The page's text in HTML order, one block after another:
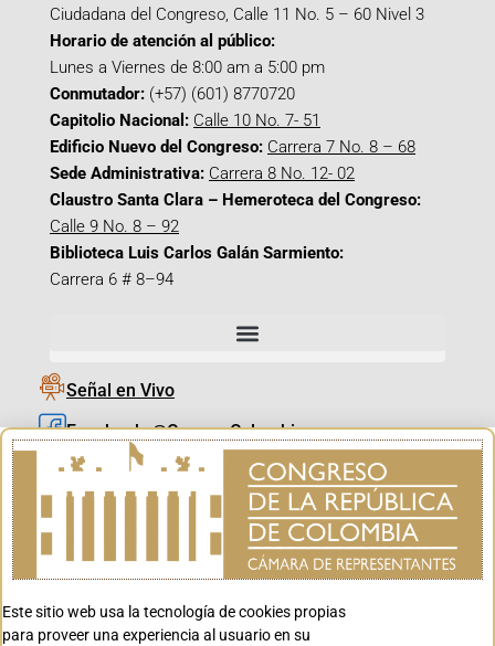
Ciudadana del Congreso, Calle 11 No. 5 – 60 Nivel 3
Horario de atención al público:
Lunes a Viernes de 8:00 am a 5:00 pm
Conmutador: (+57) (601) 8770720
Capitolio Nacional: Calle 10 No. 7- 51
Edificio Nuevo del Congreso: Carrera 7 No. 8 – 68
Sede Administrativa: Carrera 8 No. 12- 02
Claustro Santa Clara – Hemeroteca del Congreso:
Calle 9 No. 8 – 92
Biblioteca Luis Carlos Galán Sarmiento:
Carrera 6 # 8–94
Señal en Vivo
Facebook_@CamaraColombia
Instagram_@CamaraColombia
X_@CamaraColombia
Youtube_@CamaraColombia
Youtube_@CanalCongreso
Este sitio web usa la tecnología de cookies propias
para proveer una experiencia al usuario en su